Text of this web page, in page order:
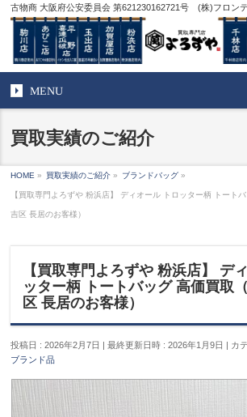
古物商 大阪府公安委員会 第621230162721号 (株)フロン
MENU
買取実績のご紹介
HOME » 買取実績のご紹介 » ブランドバッグ »
【買取専門よろずや 粉浜店】 ディオール トロッター柄 トート
吉区 長居のお客様）
【買取専門よろずや 粉浜店】 デ
ッター柄 トートバッグ 高価買取
区 長居のお客様）
投稿日 : 2026年2月7日 最終更新日時 : 2026年1月9日 カ
ブランド品